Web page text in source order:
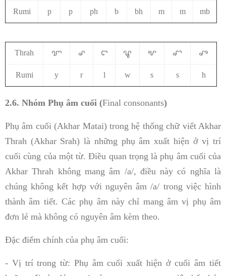
Rumi p p ph b bh m m mb
Thrah ꨢ ꨣ ꨤ ꨥ ꨦ ꨧ ꨨ
Rumi y r l w s s h
2.6. Nhóm Phụ âm cuối (Final consonants)
Phụ âm cuối (Akhar Matai) trong hệ thống chữ viết Akhar
Thrah (Akhar Srah) là những phụ âm xuất hiện ở vị trí
cuối cùng của một từ. Điều quan trọng là phụ âm cuối của
Akhar Thrah không mang âm /a/, điều này có nghĩa là
chúng không kết hợp với nguyên âm /a/ trong việc hình
thành âm tiết. Các phụ âm này chỉ mang âm vị phụ âm
đơn lẻ mà không có nguyên âm kèm theo.
Đặc điểm chính của phụ âm cuối:
- Vị trí trong từ: Phụ âm cuối xuất hiện ở cuối âm tiết